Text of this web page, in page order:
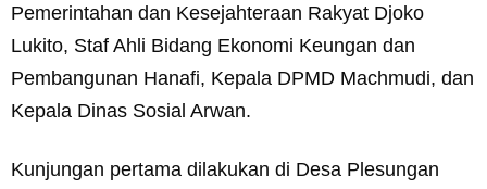
Pemerintahan dan Kesejahteraan Rakyat Djoko
Lukito, Staf Ahli Bidang Ekonomi Keungan dan
Pembangunan Hanafi, Kepala DPMD Machmudi, dan
Kepala Dinas Sosial Arwan.
Kunjungan pertama dilakukan di Desa Plesungan